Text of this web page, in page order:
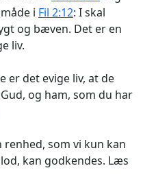
i Fil 2:12: I skal
og bæven. Det er en
liv.
er det evige liv, at de
og ham, som du har
som vi kun kan
kan godkendes. Læs